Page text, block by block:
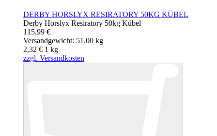
DERBY HORSLYX RESIRATORY 50KG KÜBEL
Derby Horslyx Resiratory 50kg Kübel
115,99 €
Versandgewicht: 51.00 kg
2,32 € 1 kg
zzgl. Versandkosten